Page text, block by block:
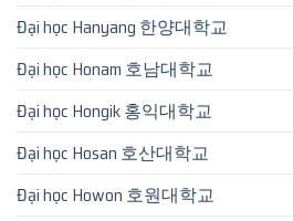
Đại học Hanyang 한양대학교
Đại học Honam 호남대학교
Đại học Hongik 홍익대학교
Đại học Hosan 호산대학교
Đại học Howon 호원대학교